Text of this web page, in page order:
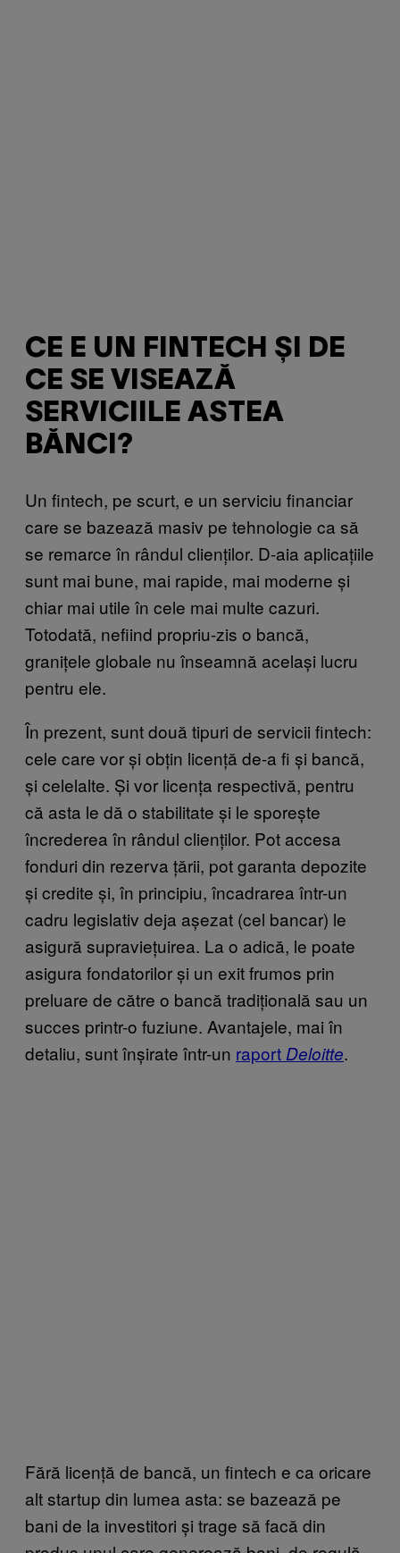
CE E UN FINTECH ȘI DE
CE SE VISEAZĂ
SERVICIILE ASTEA
BĂNCI?
Un fintech, pe scurt, e un serviciu financiar
care se bazează masiv pe tehnologie ca să
se remarce în rândul clienților. D-aia aplicațiile
sunt mai bune, mai rapide, mai moderne și
chiar mai utile în cele mai multe cazuri.
Totodată, nefiind propriu-zis o bancă,
granițele globale nu înseamnă același lucru
pentru ele.
În prezent, sunt două tipuri de servicii fintech:
cele care vor și obțin licență de-a fi și bancă,
și celelalte. Și vor licența respectivă, pentru
că asta le dă o stabilitate și le sporește
încrederea în rândul clienților. Pot accesa
fonduri din rezerva țării, pot garanta depozite
și credite și, în principiu, încadrarea într-un
cadru legislativ deja așezat (cel bancar) le
asigură supraviețuirea. La o adică, le poate
asigura fondatorilor și un exit frumos prin
preluare de către o bancă tradițională sau un
succes printr-o fuziune. Avantajele, mai în
detaliu, sunt înșirate într-un raport Deloitte.
Fără licență de bancă, un fintech e ca oricare
alt startup din lumea asta: se bazează pe
bani de la investitori și trage să facă din